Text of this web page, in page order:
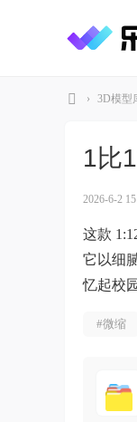
› 3D模型
1比
2026-6-2
这款
它以细
忆起校
#微缩